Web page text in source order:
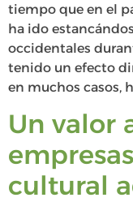
tiempo que en el
ha ido
occidentales
tenido un efecto
en muchos casos,
Un valor
cultural